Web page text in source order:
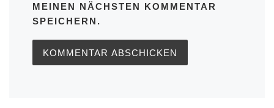
MEINEN NÄCHSTEN KOMMENTAR
SPEICHERN.